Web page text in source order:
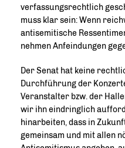
verfassungsrechtlich
muss klar sein: Wenn
antisemitische
nehmen Anfeindungen
Der Senat hat keine
Durchführung der
Veranstalter bzw. der
wir ihn eindringlich
hinarbeiten, dass in
gemeinsam und mit allen